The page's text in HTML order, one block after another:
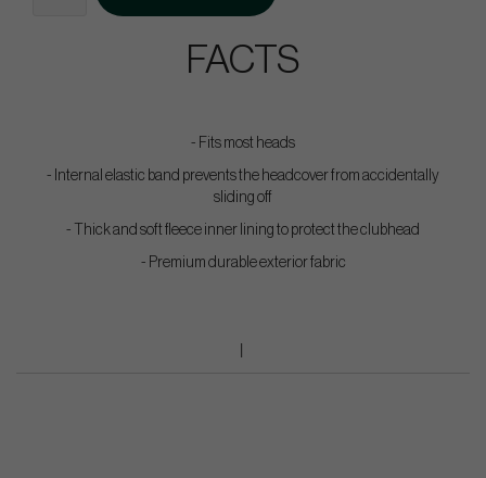
FACTS
- Fits most heads
- Internal elastic band prevents the headcover from accidentally
sliding off
- Thick and soft fleece inner lining to protect the clubhead
- Premium durable exterior fabric